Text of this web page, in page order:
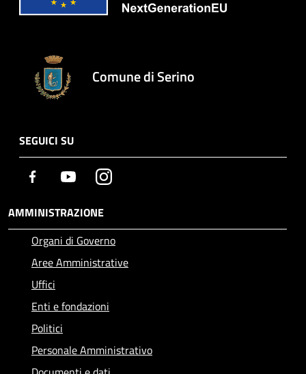
Comune di Serino
SEGUICI SU
Facebook YoutubeInstagram
AMMINISTRAZIONE
Organi di Governo
Aree Amministrative
Uffici
Enti e fondazioni
Politici
Personale Amministrativo